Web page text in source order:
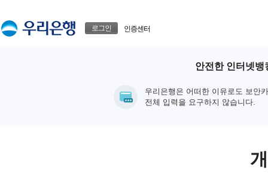
로그인 인증센터
안전한 인터넷뱅
우리은행은 어떠한 이유로도 보안
전체 입력을 요구하지 않습니다.